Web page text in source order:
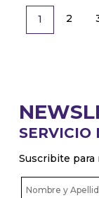
1 2
SERVICIO
Suscribite para